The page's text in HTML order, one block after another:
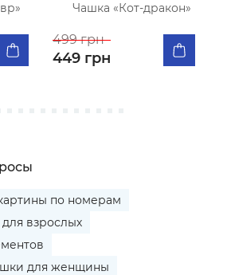
Чашка «Кот-дракон»
499 грн
449 грн
по номерам
взрослых
для женщины